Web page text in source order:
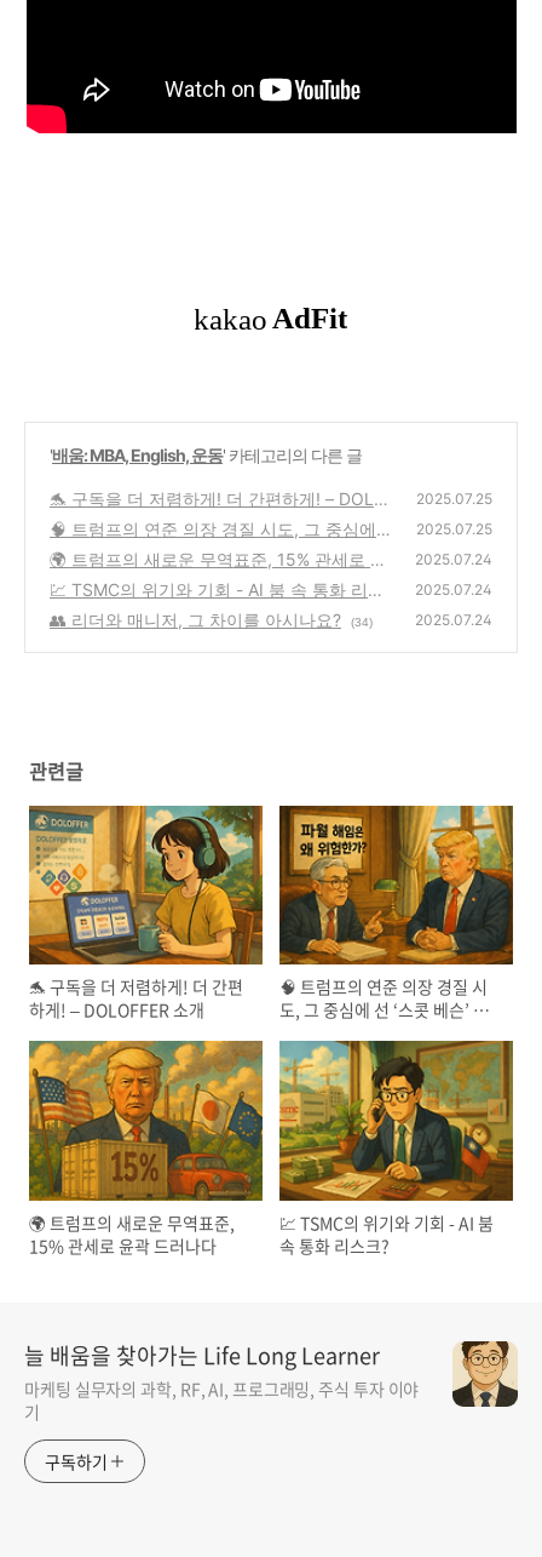
'배움: MBA, English, 운동' 카테고리의 다른 글
🐬 구독을 더 저렴하게! 더 간편하게! – DOLO
FFER 소개
(63)
2025.07.25
🧠 트럼프의 연준 의장 경질 시도, 그 중심에
선 ‘스콧 베슨’ 재무장관
(32)
2025.07.25
🌍 트럼프의 새로운 무역표준, 15% 관세로 윤
곽 드러나다
(71)
2025.07.24
💹 TSMC의 위기와 기회 - AI 붐 속 통화 리스
크?
(45)
2025.07.24
👥 리더와 매니저, 그 차이를 아시나요? (34) 2025.07.24
관련글
🐬 구독을 더 저렴하게! 더 간편
하게! – DOLOFFER 소개
🧠 트럼프의 연준 의장 경질 시
도, 그 중심에 선 ‘스콧 베슨’ 재
🌍 트럼프의 새로운 무역표준,
15% 관세로 윤곽 드러나다
💹 TSMC의 위기와 기회 - AI 붐
속 통화 리스크?
늘 배움을 찾아가는 Life Long Learner
마케팅 실무자의 과학, RF, AI, 프로그래밍, 주식 투자 이야
기
구독하기